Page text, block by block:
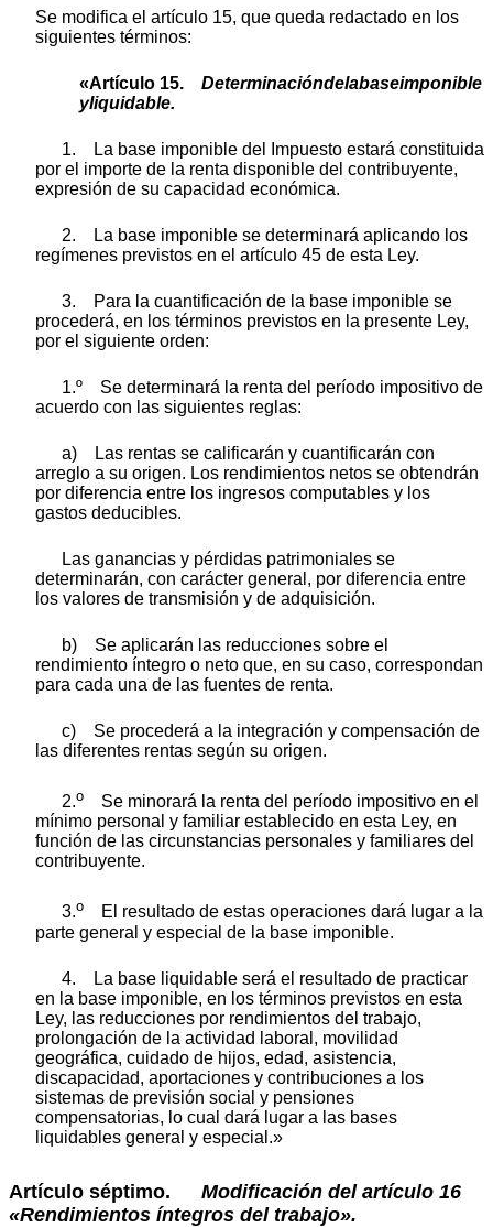
Se modifica el artículo 15, que queda redactado en los
siguientes términos:
«Artículo 15.
Determinacióndelabaseimponible
yliquidable.
1. La base imponible del Impuesto estará constituida
por el importe de la renta disponible del contribuyente,
expresión de su capacidad económica.
2. La base imponible se determinará aplicando los
regímenes previstos en el artículo 45 de esta Ley.
3. Para la cuantificación de la base imponible se
procederá, en los términos previstos en la presente Ley,
por el siguiente orden:
1.º Se determinará la renta del período impositivo de
acuerdo con las siguientes reglas:
a) Las rentas se calificarán y cuantificarán con
arreglo a su origen. Los rendimientos netos se obtendrán
por diferencia entre los ingresos computables y los
gastos deducibles.
Las ganancias y pérdidas patrimoniales se
determinarán, con carácter general, por diferencia entre
los valores de transmisión y de adquisición.
b) Se aplicarán las reducciones sobre el
rendimiento íntegro o neto que, en su caso, correspondan
para cada una de las fuentes de renta.
c) Se procederá a la integración y compensación de
las diferentes rentas según su origen.
2.o Se minorará la renta del período impositivo en el
mínimo personal y familiar establecido en esta Ley, en
función de las circunstancias personales y familiares del
contribuyente.
3.o El resultado de estas operaciones dará lugar a la
parte general y especial de la base imponible.
4. La base liquidable será el resultado de practicar
en la base imponible, en los términos previstos en esta
Ley, las reducciones por rendimientos del trabajo,
prolongación de la actividad laboral, movilidad
geográfica, cuidado de hijos, edad, asistencia,
discapacidad, aportaciones y contribuciones a los
sistemas de previsión social y pensiones
compensatorias, lo cual dará lugar a las bases
liquidables general y especial.»
Artículo séptimo. Modificación del artículo 16
«Rendimientos íntegros del trabajo».